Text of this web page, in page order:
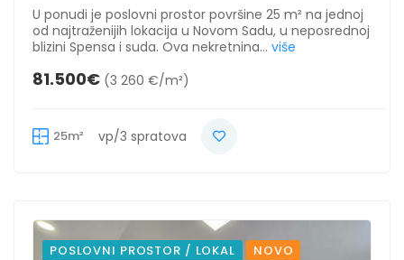
U ponudi je poslovni prostor površine 25 m² na jednoj
od najtraženijih lokacija u Novom Sadu, u neposrednoj
blizini Spensa i suda. Ova nekretnina... više
81.500€ (3 260 €/m²)
25m² vp/3 spratova
POSLOVNI PROSTOR / LOKAL NOVO